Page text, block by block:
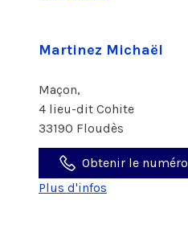
Martinez Michaël
Maçon,
4 lieu-dit Cohite
33190 Floudès
Obtenir le numéro
Plus d'infos